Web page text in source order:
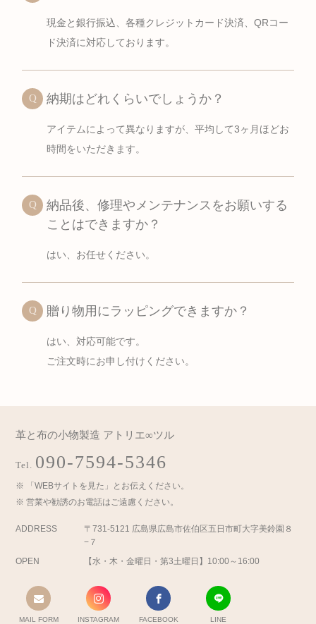
現金と銀行振込、各種クレジットカード決済、QRコー
ド決済に対応しております。
納期はどれくらいでしょうか？
アイテムによって異なりますが、平均して3ヶ月ほどお
時間をいただきます。
納品後、修理やメンテナンスをお願いする
ことはできますか？
はい、お任せください。
贈り物用にラッピングできますか？
はい、対応可能です。
ご注文時にお申し付けください。
革と布の小物製造 アトリエ∞ツル
Tel. 090-7594-5346
「WEBサイトを見た」とお伝えください。
営業や勧誘のお電話はご遠慮ください。
ADDRESS
〒731-5121 広島県広島市佐伯区五日市町大字美鈴園８
−７
OPEN
【水・木・金曜日・第3土曜日】10:00～16:00
MAIL FORM INSTAGRAM FACEBOOK LINE